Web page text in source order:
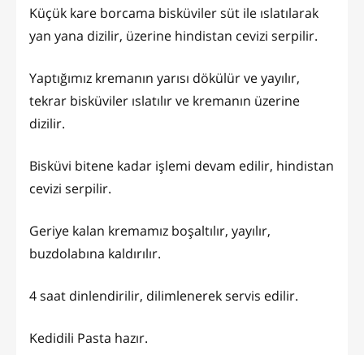
Küçük kare borcama bisküviler süt ile ıslatılarak
yan yana dizilir, üzerine hindistan cevizi serpilir.
Yaptığımız kremanın yarısı dökülür ve yayılır,
tekrar bisküviler ıslatılır ve kremanın üzerine
dizilir.
Bisküvi bitene kadar işlemi devam edilir, hindistan
cevizi serpilir.
Geriye kalan kremamız boşaltılır, yayılır,
buzdolabına kaldırılır.
4 saat dinlendirilir, dilimlenerek servis edilir.
Kedidili Pasta hazır.